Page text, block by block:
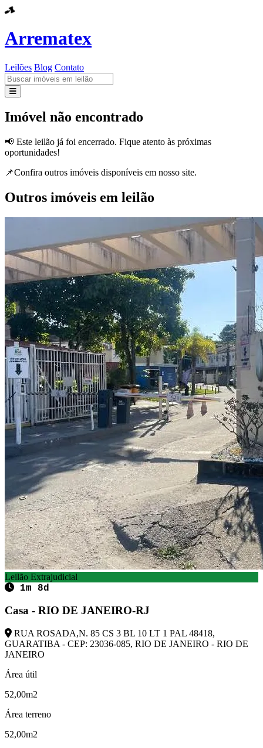
Arrematex
Leilões Blog Contato
Leilões
Imóvel não encontrado
📢 Este leilão já foi encerrado. Fique atento às próximas
oportunidades!
📌Confira outros imóveis disponíveis em nosso site.
Outros imóveis em leilão
Leilão Extrajudicial
1m 8d
Casa - RIO DE JANEIRO-RJ
RUA ROSADA,N. 85 CS 3 BL 10 LT 1 PAL 48418,
GUARATIBA - CEP: 23036-085, RIO DE JANEIRO - RIO DE
JANEIRO
Área útil
52,00m2
Área terreno
52,00m2